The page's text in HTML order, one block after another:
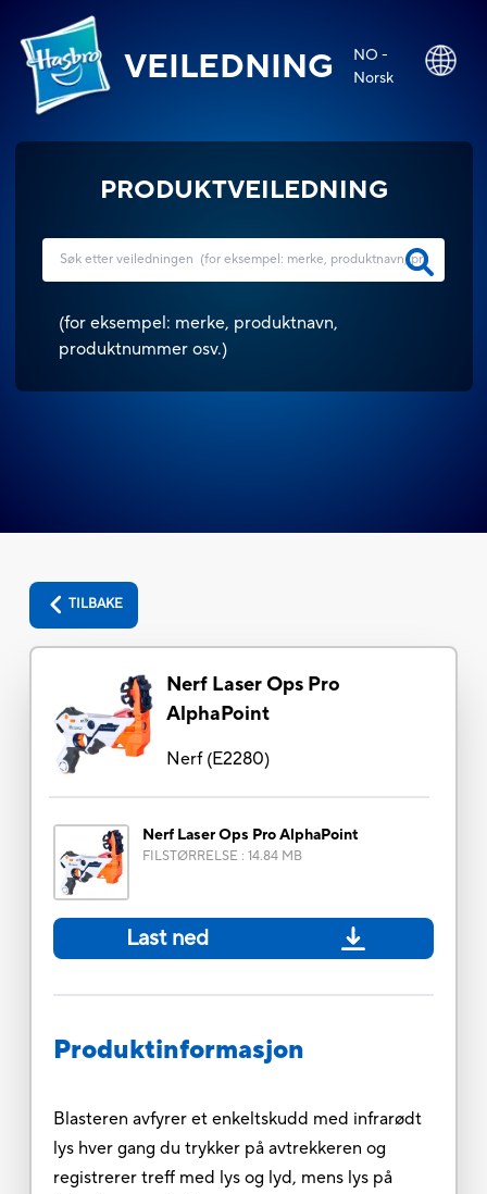
VEILEDNING
NO -
Norsk
PRODUKTVEILEDNING
(for eksempel: merke, produktnavn,
produktnummer osv.)
TILBAKE
Nerf Laser Ops Pro
AlphaPoint
Nerf(E2280)
Nerf Laser Ops Pro AlphaPoint
FILSTØRRELSE : 14.84 MB
Last ned
Produktinformasjon
Blasteren avfyrer et enkeltskudd med infrarødt
lys hver gang du trykker på avtrekkeren og
registrerer treff med lys og lyd, mens lys på